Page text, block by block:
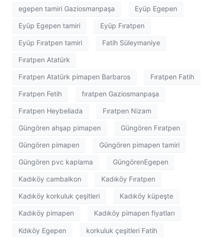
egepen tamiri Gaziosmanpaşa Eyüp Egepen
Eyüp Egepen tamiri Eyüp Fıratpen
Eyüp Fıratpen tamiri Fatih Süleymaniye
Fıratpen Atatürk
Fıratpen Atatürk pimapen Barbaros Fıratpen Fatih
Fıratpen Fetih fıratpen Gaziosmanpaşa
Fıratpen Heybeliada Fıratpen Nizam
Güngören ahşap pimapen Güngören Fıratpen
Güngören pimapen Güngören pimapen tamiri
Güngören pvc kaplama GüngörenEgepen
Kadıköy cambalkon Kadıköy Fıratpen
Kadıköy korkuluk çeşitleri Kadıköy küpeşte
Kadıköy pimapen Kadıköy pimapen fiyatları
Kdıköy Egepen korkuluk çeşitleri Fatih